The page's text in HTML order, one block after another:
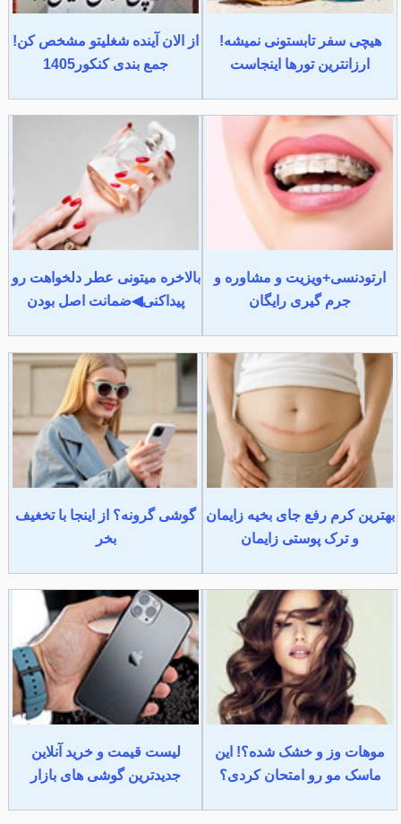
هیچی سفر تابستونی نمیشه!
ارزانترین تورها اینجاست
از الان آینده شغلیتو مشخص کن!
جمع بندی کنکور1405
ارتودنسی+ویزیت و مشاوره و
جرم گیری رایگان
بالاخره میتونی عطر دلخواهت رو
پیداکنی◀ضمانت اصل بودن
بهترین کرم رفع جای بخیه زایمان
و ترک پوستی زایمان
گوشی گرونه؟ از اینجا با تخغیف
بخر
موهات وز و خشک شده؟! این
ماسک مو رو امتحان کردی؟
لیست قیمت و خرید آنلاین
جدیدترین گوشی های بازار